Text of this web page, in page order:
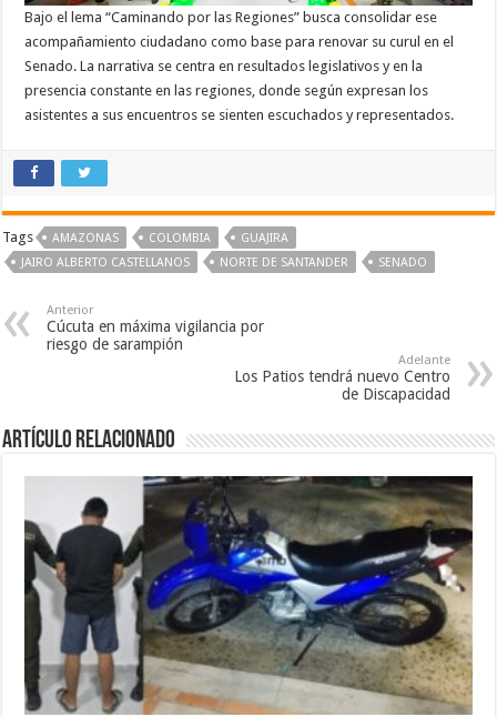
Bajo el lema “Caminando por las Regiones” busca consolidar ese
acompañamiento ciudadano como base para renovar su curul en el
Senado. La narrativa se centra en resultados legislativos y en la
presencia constante en las regiones, donde según expresan los
asistentes a sus encuentros se sienten escuchados y representados.
Tags AMAZONAS COLOMBIA
GUAJIRA
JAIRO ALBERTO CASTELLANOS
NORTE DE SANTANDER SENADO
Anterior
Cúcuta en máxima vigilancia por
riesgo de sarampión
Adelante
Los Patios tendrá nuevo Centro
de Discapacidad
Artículo Relacionado